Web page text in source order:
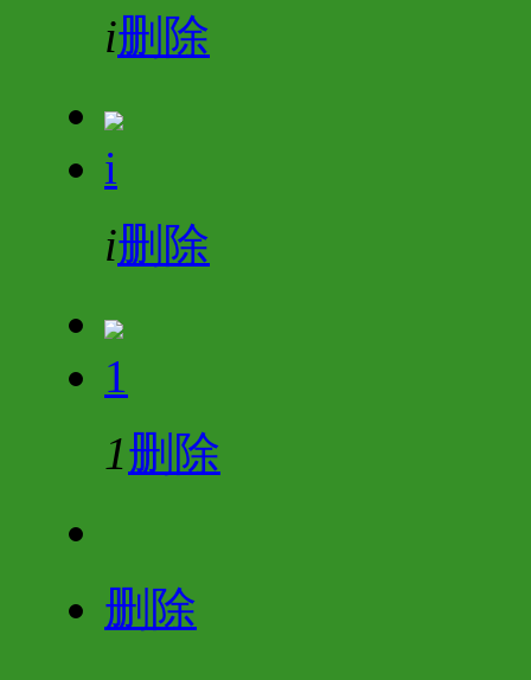
i删除
i
i删除
1
1删除
删除